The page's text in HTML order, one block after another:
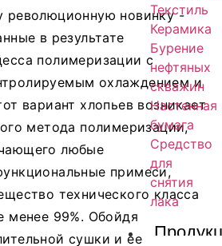
Текстиль
Керамика
Бурение
нефтяных
скважин
Настенная
бумага
Средство
для
снятия
лака
революционную новинку -
в результате
полимеризации с
охлаждением и
вариант хлопьев возникает
метода полимеризации,
любые
примеси,
технического класса
менее 99%. Обойдя
сушки и ее палящих